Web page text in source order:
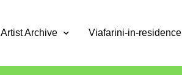
Artist Archive Viafarini-in-residence